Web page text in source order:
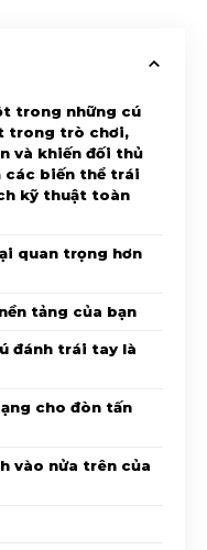
trong những cú
trong trò chơi,
và khiến đối thủ
các biến thể trái
kỹ thuật toàn
quan trọng hơn
tảng của bạn
đánh trái tay là
cho đòn tấn
vào nửa trên của